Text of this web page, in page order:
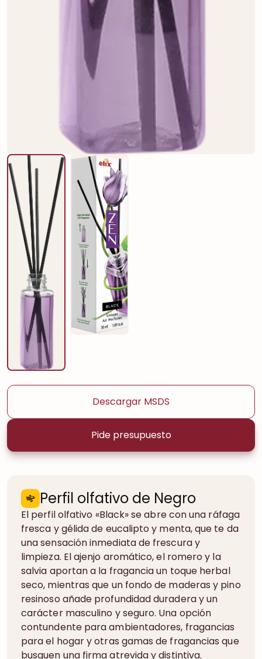
Descargar MSDS
Pide presupuesto
Perfil olfativo de Negro
El perfil olfativo «Black» se abre con una ráfaga
fresca y gélida de eucalipto y menta, que te da
una sensación inmediata de frescura y
limpieza. El ajenjo aromático, el romero y la
salvia aportan a la fragancia un toque herbal
seco, mientras que un fondo de maderas y pino
resinoso añade profundidad duradera y un
carácter masculino y seguro. Una opción
contundente para ambientadores, fragancias
para el hogar y otras gamas de fragancias que
busquen una firma atrevida y distintiva.